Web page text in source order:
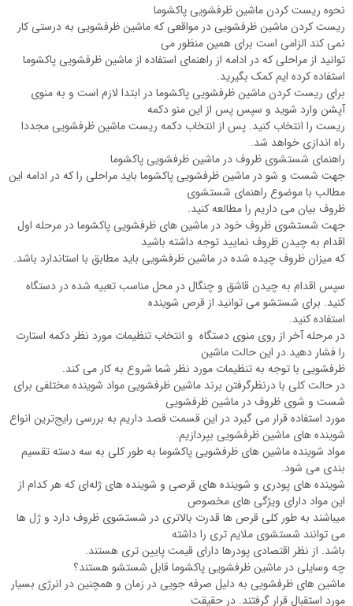
نحوه ریست کردن ماشین ظرفشویی پاکشوما
ریست کردن ماشین ظرفشویی در مواقعی که ماشین ظرفشویی به درستی کار
نمی کند الزامی است برای همین منظور می
توانید از مراحلی که در ادامه از راهنمای استفاده از ماشین ظرفشویی پاکشوما
استفاده کرده ایم کمک بگیرید.
برای ریست کردن ماشین ظرفشویی پاکشوما در ابتدا لازم است و به منوی
آپشن وارد شوید و سپس پس از این منو دکمه
ریست را انتخاب کنید. پس از انتخاب دکمه ریست ماشین ظرفشویی مجددا
راه اندازی خواهد شد.
راهنمای شستشوی ظروف در ماشین ظرفشویی پاکشوما
جهت شست و شو در ماشین ظرفشویی پاکشوما باید مراحلی را که در ادامه این
مطالب با موضوع راهنمای شستشوی
ظروف بیان می داریم را مطالعه کنید.
جهت شستشوی ظروف خود در ماشین های ظرفشویی پاکشوما در مرحله اول
اقدام به چیدن ظروف نمایید توجه داشته باشید
که میزان ظروف چیده شده در ماشین ظرفشویی باید مطابق با استاندارد باشد.
سپس اقدام به چیدن قاشق و چنگال در محل مناسب تعبیه شده در دستگاه
کنید. برای شستشو می توانید از قرص شوینده
استفاده کنید.
در مرحله آخر از روی منوی دستگاه و انتخاب تنظیمات مورد نظر دکمه استارت
را فشار دهید.در این حالت ماشین
ظرفشویی با توجه به تنظیمات مورد نظر شما شروع به کار می کند.
در حالت کلی با درنظرگرفتن برند ماشین ظرفشویی مواد شوینده مختلفی برای
شست و شوی ظروف در ماشین ظرفشویی
مورد استفاده قرار می گیرد در این قسمت قصد داریم به بررسی رایج‌ترین انواع
شوینده های ماشین ظرفشویی بپردازیم.
مواد شوینده ماشین های ظرفشویی پاکشوما به طور کلی به سه دسته تقسیم
بندی می شود.
شوینده های پودری و شوینده های قرصی و شوینده های ژله‌ای که هر کدام از
این مواد دارای ویژگی های مخصوص
میباشند به طور کلی قرص ها قدرت بالاتری در شستشوی ظروف دارد و ژل ها
می توانند شستشوی ملایم تری را داشته
باشد. از نظر اقتصادی پودرها دارای قیمت پایین تری هستند.
چه وسایلی در ماشین ظرفشویی پاکشوما قابل شستشو هستند؟
ماشین های ظرفشویی به دلیل صرفه جویی در زمان و همچنین در انرژی بسیار
مورد استقبال قرار گرفتند. در حقیقت